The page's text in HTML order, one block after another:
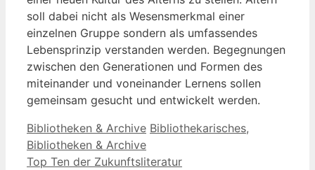
soll dabei nicht als Wesensmerkmal einer
einzelnen Gruppe sondern als umfassendes
Lebensprinzip verstanden werden. Begegnungen
zwischen den Generationen und Formen des
miteinander und voneinander Lernens sollen
gemeinsam gesucht und entwickelt werden.
Kategorien
Bibliotheken & Archive Schlagwörter
Bibliothekarisches,
Bibliotheken & Archive
Top Ten der Zukunftsliteratur